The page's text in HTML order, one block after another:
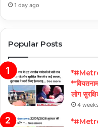
1 day ago
Popular Posts
लोग
4